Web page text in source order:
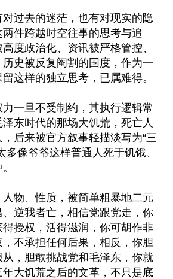
过去的迷茫，也有对现实的隐
件跨越时空往事的思考与追
度政治化、资讯被严格管控、
史被反复阉割的国度，作为一
这样的独立思考，已属难得。
一旦不受制约，其执行逻辑常
东时代的那场大饥荒，死亡人
后来被官方叙事轻描淡写为“三
多像爷爷这样普通人死于饥饿、
物、性质，被简单粗暴地二元
逆我者亡，相信党跟党走，你
授权，活得滋润，你可胡作非
不承担任何后果，相反，你胆
，胆敢挑战党和毛泽东，你就
大饥荒之后的文革，不只是底